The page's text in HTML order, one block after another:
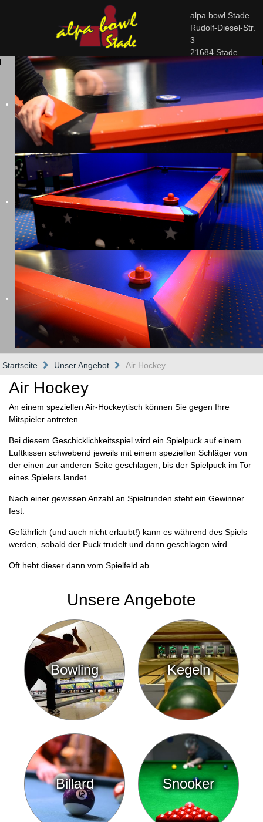
alpa bowl Stade
Rudolf-Diesel-Str.
3
21684 Stade
Startseite Unser Angebot Air Hockey
Air Hockey
An einem speziellen Air-Hockeytisch können Sie gegen Ihre
Mitspieler antreten.
Bei diesem Geschicklichkeitsspiel wird ein Spielpuck auf einem
Luftkissen schwebend jeweils mit einem speziellen Schläger von
der einen zur anderen Seite geschlagen, bis der Spielpuck im Tor
eines Spielers landet.
Nach einer gewissen Anzahl an Spielrunden steht ein Gewinner
fest.
Gefährlich (und auch nicht erlaubt!) kann es während des Spiels
werden, sobald der Puck trudelt und dann geschlagen wird.
Oft hebt dieser dann vom Spielfeld ab.
Unsere Angebote
Bowling Kegeln
Billard Snooker